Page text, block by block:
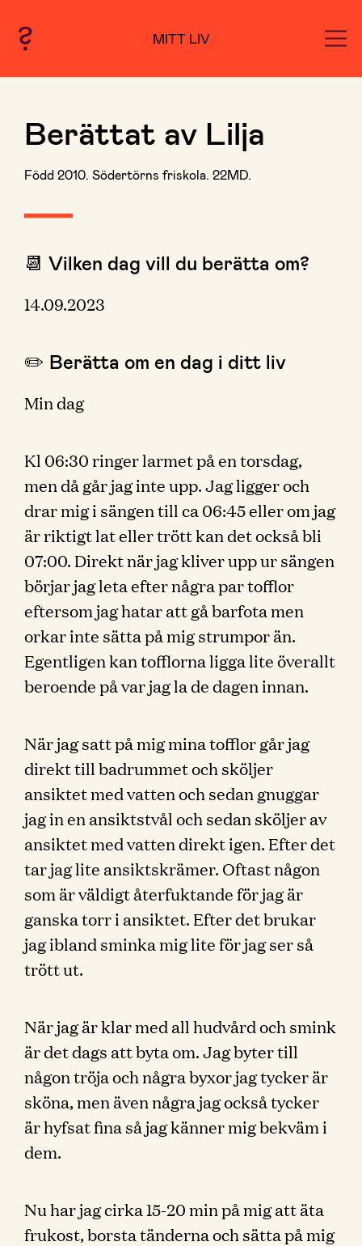
MITT LIV
Berättat av Lilja
Född 2010. Södertörns friskola. 22MD.
📆 Vilken dag vill du berätta om?
14.09.2023
✏️ Berätta om en dag i ditt liv
Min dag
Kl 06:30 ringer larmet på en torsdag,
men då går jag inte upp. Jag ligger och
drar mig i sängen till ca 06:45 eller om jag
är riktigt lat eller trött kan det också bli
07:00. Direkt när jag kliver upp ur sängen
börjar jag leta efter några par tofflor
eftersom jag hatar att gå barfota men
orkar inte sätta på mig strumpor än.
Egentligen kan tofflorna ligga lite överallt
beroende på var jag la de dagen innan.
När jag satt på mig mina tofflor går jag
direkt till badrummet och sköljer
ansiktet med vatten och sedan gnuggar
jag in en ansiktstvål och sedan sköljer av
ansiktet med vatten direkt igen. Efter det
tar jag lite ansiktskrämer. Oftast någon
som är väldigt återfuktande för jag är
ganska torr i ansiktet. Efter det brukar
jag ibland sminka mig lite för jag ser så
trött ut.
När jag är klar med all hudvård och smink
är det dags att byta om. Jag byter till
någon tröja och några byxor jag tycker är
sköna, men även några jag också tycker
är hyfsat fina så jag känner mig bekväm i
dem.
Nu har jag cirka 15-20 min på mig att äta
frukost, borsta tänderna och sätta på mig